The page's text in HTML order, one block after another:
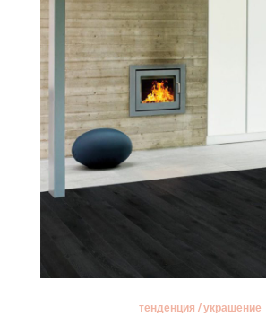
тенденция /украшение